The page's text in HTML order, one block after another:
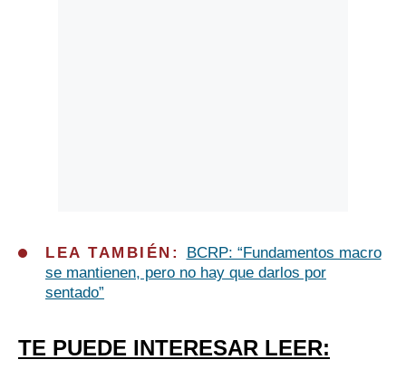
LEA TAMBIÉN:
BCRP: “Fundamentos macro
se mantienen, pero no hay que darlos por
sentado”
TE PUEDE INTERESAR LEER: